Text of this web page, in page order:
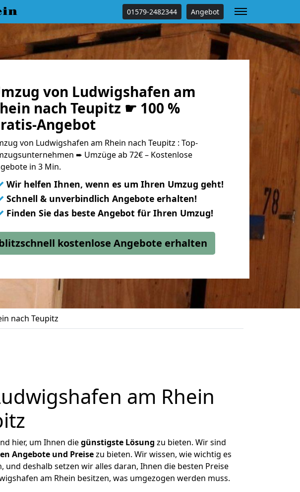
01579-2482344 Angebot
von Ludwigshafen am
nach Teupitz ☛ 100 %
Angebot
von Ludwigshafen am Rhein nach Teupitz : Top-
➨ Umzüge ab 72€ – Kostenlose
in 3 Min.
Wir helfen Ihnen, wenn es um Ihren Umzug geht!
Schnell & unverbindlich Angebote erhalten!
Finden Sie das beste Angebot für Ihren Umzug!
kostenlose Angebote erhalten
nach Teupitz
am Rhein
hier, um Ihnen diegünstigste Lösung zu bieten. Wir sind
Angebote und Preisezu bieten. Wir wissen, wie wichtig es
deshalb setzen wir alles daran, Ihnen die besten Preise
am Rhein besitzen, was umgezogen werden muss.